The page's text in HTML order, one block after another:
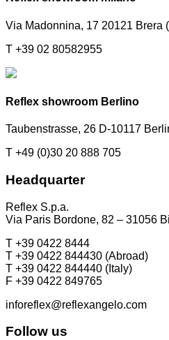
Via Madonnina, 17 20121 Brera
T +39 02 80582955
Reflex showroom Berlino
Taubenstrasse, 26 D-10117
T +49 (0)30 20 888 705
Headquarter
Reflex S.p.a.
Via Paris Bordone, 82 – 31056
T +39 0422 8444
T +39 0422 844430 (Abroad)
T +39 0422 844440 (Italy)
F +39 0422 849765
inforeflex@reflexangelo.com
Follow us